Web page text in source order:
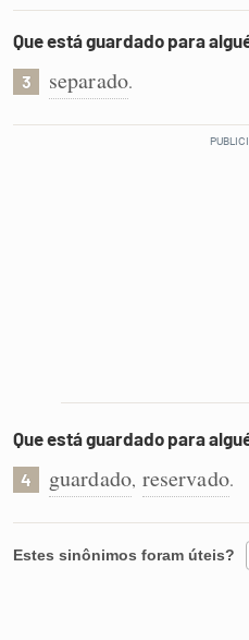
Dicionário
Que está guardado para
3 separado.
Que está guardado para
4 guardado, reservado.
Estes sinônimos foram úteis?